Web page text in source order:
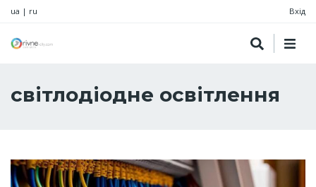
ua | ru Вхід
світлодіодне освітлення